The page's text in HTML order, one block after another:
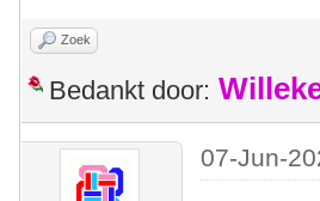
Zoek
Bedankt door:
07-Jun-